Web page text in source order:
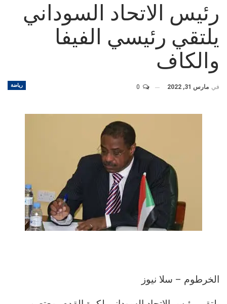
رئيس الاتحاد السوداني
يلتقي رئيسي الفيفا
والكاف
رياضة في مارس 31, 2022
الخرطوم – سلا نيوز